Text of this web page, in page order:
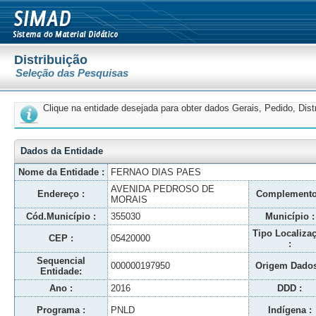
Distribuição
Seleção das Pesquisas
Clique na entidade desejada para obter dados Gerais, Pedido,
Dados da Entidade
Nome da Entidade :
FERNAO DIAS PAES
Endereço :
AVENIDA PEDROSO DE
MORAIS
Cód.Município : 355030 Município :
CEP : 05420000
Tipo
:
Sequencial
Entidade:
000000197950 Origem
Ano : 2016 DDD :
Programa : PNLD Indígena :